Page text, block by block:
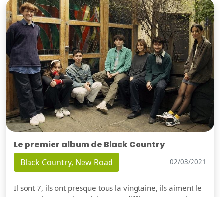
Le premier album de Black Country
Black Country, New Road 02/03/2021
Il sont 7, ils ont presque tous la vingtaine, ils aiment le